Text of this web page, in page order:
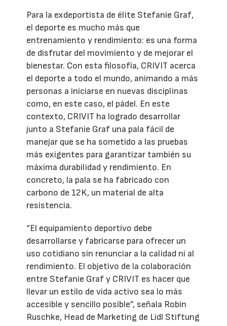
Para la exdeportista de élite Stefanie Graf,
el deporte es mucho más que
entrenamiento y rendimiento: es una forma
de disfrutar del movimiento y de mejorar el
bienestar. Con esta filosofía, CRIVIT acerca
el deporte a todo el mundo, animando a más
personas a iniciarse en nuevas disciplinas
como, en este caso, el pádel. En este
contexto, CRIVIT ha logrado desarrollar
junto a Stefanie Graf una pala fácil de
manejar que se ha sometido a las pruebas
más exigentes para garantizar también su
máxima durabilidad y rendimiento. En
concreto, la pala se ha fabricado con
carbono de 12K, un material de alta
resistencia.
“El equipamiento deportivo debe
desarrollarse y fabricarse para ofrecer un
uso cotidiano sin renunciar a la calidad ni al
rendimiento. El objetivo de la colaboración
entre Stefanie Graf y CRIVIT es hacer que
llevar un estilo de vida activo sea lo más
accesible y sencillo posible”, señala Robin
Ruschke, Head de Marketing de Lidl Stiftung